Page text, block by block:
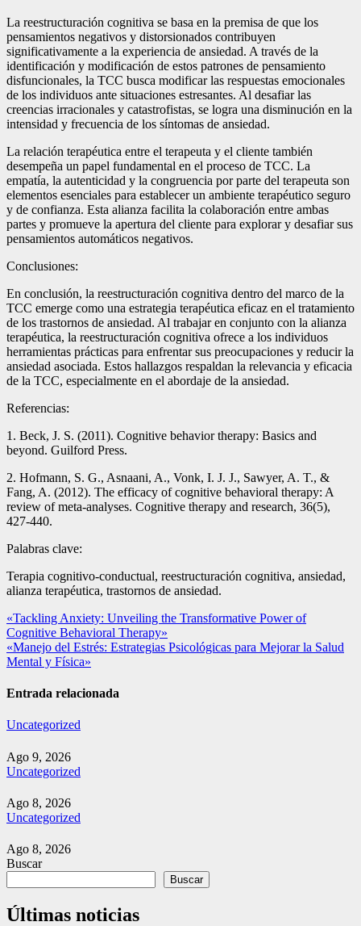
La reestructuración cognitiva se basa en la premisa de que los
pensamientos negativos y distorsionados contribuyen
significativamente a la experiencia de ansiedad. A través de la
identificación y modificación de estos patrones de pensamiento
disfuncionales, la TCC busca modificar las respuestas emocionales
de los individuos ante situaciones estresantes. Al desafiar las
creencias irracionales y catastrofistas, se logra una disminución en la
intensidad y frecuencia de los síntomas de ansiedad.
La relación terapéutica entre el terapeuta y el cliente también
desempeña un papel fundamental en el proceso de TCC. La
empatía, la autenticidad y la congruencia por parte del terapeuta son
elementos esenciales para establecer un ambiente terapéutico seguro
y de confianza. Esta alianza facilita la colaboración entre ambas
partes y promueve la apertura del cliente para explorar y desafiar sus
pensamientos automáticos negativos.
Conclusiones:
En conclusión, la reestructuración cognitiva dentro del marco de la
TCC emerge como una estrategia terapéutica eficaz en el tratamiento
de los trastornos de ansiedad. Al trabajar en conjunto con la alianza
terapéutica, la reestructuración cognitiva ofrece a los individuos
herramientas prácticas para enfrentar sus preocupaciones y reducir la
ansiedad asociada. Estos hallazgos respaldan la relevancia y eficacia
de la TCC, especialmente en el abordaje de la ansiedad.
Referencias:
1. Beck, J. S. (2011). Cognitive behavior therapy: Basics and
beyond. Guilford Press.
2. Hofmann, S. G., Asnaani, A., Vonk, I. J. J., Sawyer, A. T., &
Fang, A. (2012). The efficacy of cognitive behavioral therapy: A
review of meta-analyses. Cognitive therapy and research, 36(5),
427-440.
Palabras clave:
Terapia cognitivo-conductual, reestructuración cognitiva, ansiedad,
alianza terapéutica, trastornos de ansiedad.
Navegación
de
entradas
«Tackling Anxiety: Unveiling the Transformative Power of
Cognitive Behavioral Therapy»
«Manejo del Estrés: Estrategias Psicológicas para Mejorar la Salud
Mental y Física»
Entrada relacionada
Uncategorized
Ago 9, 2026
Uncategorized
Ago 8, 2026
Uncategorized
Ago 8, 2026
Buscar
Buscar
Últimas noticias